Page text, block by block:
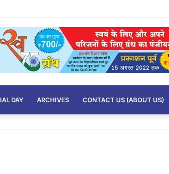
DAY ARCHIVES CONTACT US (ABOUT US)